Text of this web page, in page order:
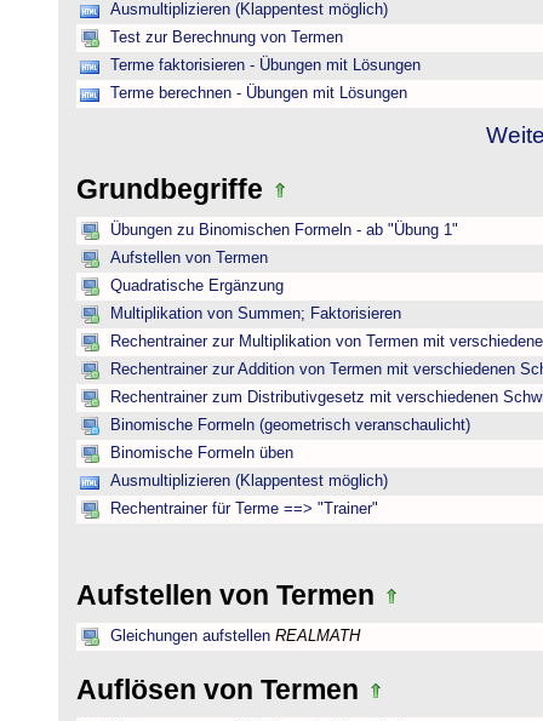
Ausmultiplizieren (Klappentest möglich)
Test zur Berechnung von Termen
Terme faktorisieren - Übungen mit Lösungen
Terme berechnen - Übungen mit Lösungen
Grundbegriffe
Übungen zu Binomischen Formeln - ab "Übung 1"
Aufstellen von Termen
Quadratische Ergänzung
Multiplikation von Summen; Faktorisieren
Rechentrainer zur Multiplikation von Termen mit
Rechentrainer zur Addition von Termen mit verschiedenen
Rechentrainer zum Distributivgesetz mit verschiedenen
Binomische Formeln (geometrisch veranschaulicht)
Binomische Formeln üben
Ausmultiplizieren (Klappentest möglich)
Rechentrainer für Terme ==> "Trainer"
Aufstellen von Termen
Gleichungen aufstellen REALMATH
Auflösen von Termen